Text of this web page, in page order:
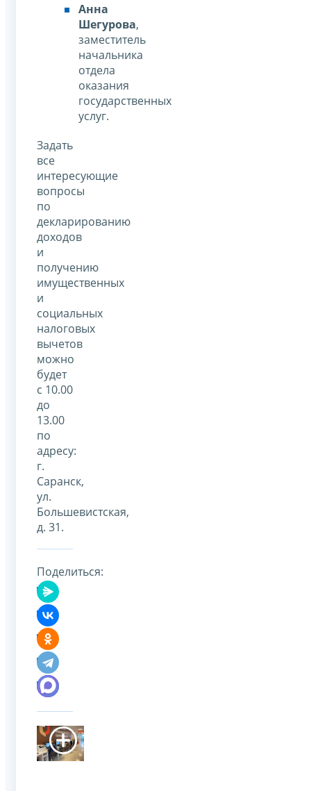
Анна
Шегурова,
заместитель
начальника
отдела
оказания
государственных
услуг.
Задать
все
интересующие
вопросы
по
декларированию
доходов
и
получению
имущественных
и
социальных
налоговых
вычетов
можно
будет
с 10.00
до
13.00
по
адресу:
г.
Саранск,
ул.
Большевистская,
д. 31.
Поделиться: